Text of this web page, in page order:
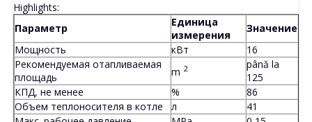
Highlights:
Параметр
Единица
измерения
Значение
Мощность
кВт
16
Рекомендуемая отапливаемая
площадь
m 2
până la
125
КПД, не менее
%
86
Объем теплоносителя в котле
л
41